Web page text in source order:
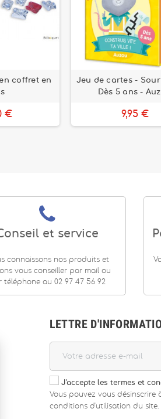
coffret en
€
Jeu de cartes -
Dès 5 ans -
9,95 €
et service
connaissons nos produits et
vous conseiller par mail ou
téléphone au 02 97 47 56 92
LETTRE
J'accepte les termes et
Vous pouvez vous
conditions d'utilisation du site.